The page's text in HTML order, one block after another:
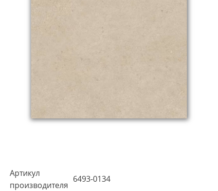
Артикул
производителя
6493-0134